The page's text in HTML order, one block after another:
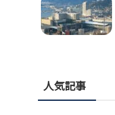
人気記事